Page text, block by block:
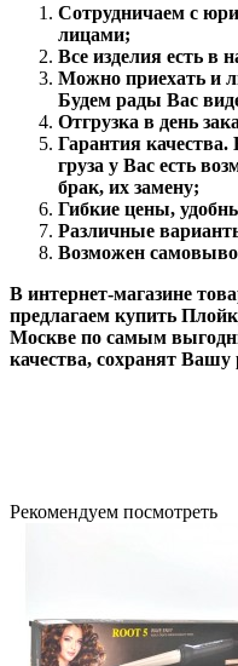
Сотрудничаем с
лицами;
Все изделия есть в
Можно приехать и
Будем рады Вас
Отгрузка в день
Гарантия качества.
груза у Вас есть
брак, их замену;
Гибкие цены,
Различные
Возможен
В интернет-магазине
предлагаем купить
Москве по самым
качества, сохранят
Рекомендуем посмотреть